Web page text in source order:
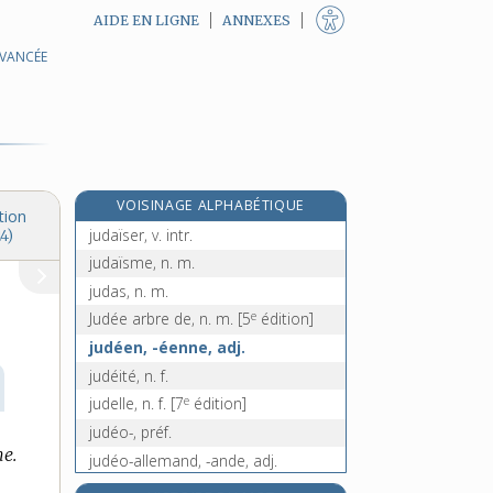
AIDE EN LIGNE ANNEXES
VOISINAGE ALPHABÉTIQUE
judaïsant, -ante, adj.
judaïser, v. intr.
judaïsme, n. m.
judas, n. m.
Judée arbre de, n. m. [5e édition]
judéen, -éenne, adj.
judéité, n. f.
judelle, n. f. [7e édition]
judéo-, préf.
judéo-allemand, -ande, adj.
judéo-arabe, adj.